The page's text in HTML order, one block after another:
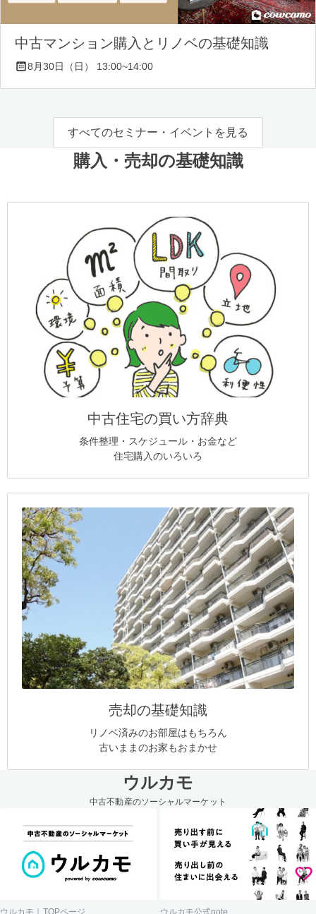
中古マンション購入とリノベの基礎知識
8月30日（日） 13:00~14:00
すべてのセミナー・イベントを見る
購入・売却の基礎知識
中古住宅の買い方辞典
条件整理・スケジュール・お金など
住宅購入のいろいろ
売却の基礎知識
リノベ済みのお部屋はもちろん
古いままのお家もおまかせ
ウルカモ
中古不動産のソーシャルマーケット
ウルカモ｜TOPページ ウルカモ公式note